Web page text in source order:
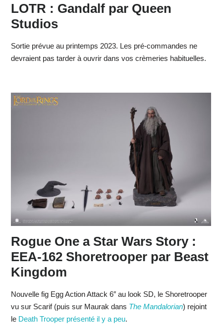
LOTR : Gandalf par Queen
Studios
Sortie prévue au printemps 2023. Les pré-commandes ne
devraient pas tarder à ouvrir dans vos crèmeries habituelles.
Rogue One a Star Wars Story :
EEA-162 Shoretrooper par Beast
Kingdom
Nouvelle fig Egg Action Attack 6″ au look SD, le Shoretrooper
vu sur Scarif (puis sur Maurak dans The Mandalorian) rejoint
le Death Trooper présenté il y a peu.